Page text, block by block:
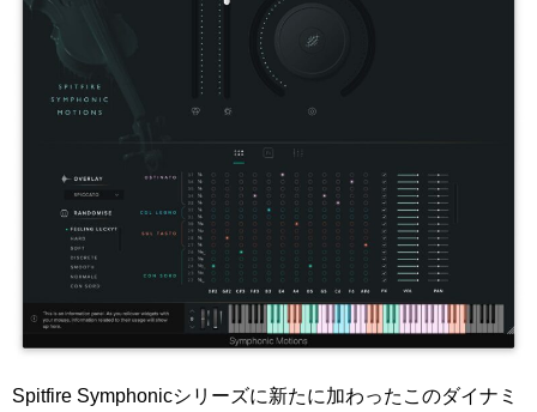
Spitfire Symphonicシリーズに新たに加わったこのダイナミ